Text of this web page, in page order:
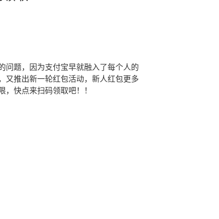
问题，因为支付宝早就融入了每个人的
又推出新一轮红包活动，新人红包更多
快点来扫码领取吧！！